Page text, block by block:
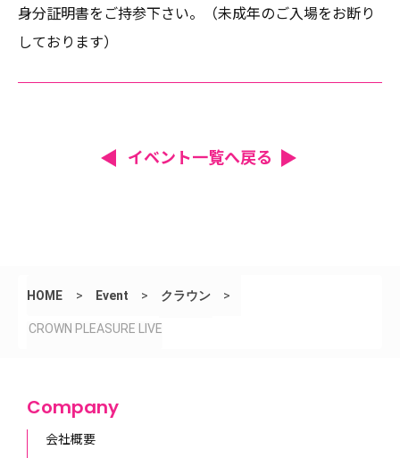
身分証明書をご持参下さい。（未成年のご入場をお断り
しております）
イベント一覧へ戻る
HOME > Event > クラウン >
CROWN PLEASURE LIVE
Company
会社概要